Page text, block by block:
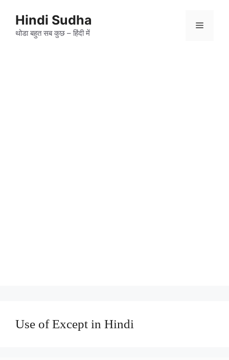
contentHindi Sudha
थोडा बहुत सब कुछ – हिंदी में
Menu
Use of Except in Hindi